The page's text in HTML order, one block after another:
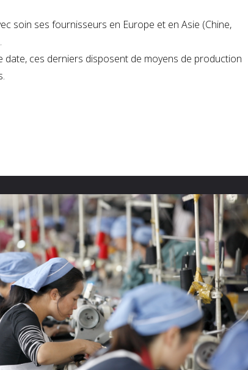
soin ses fournisseurs en Europe et en Asie (Chine,
date, ces derniers disposent de moyens de production